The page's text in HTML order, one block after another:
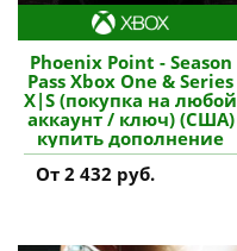
Phoenix Point - Season
Pass Xbox One & Series
X|S (покупка на любой
аккаунт / ключ) (США)
купить дополнение
От 2 432 руб.